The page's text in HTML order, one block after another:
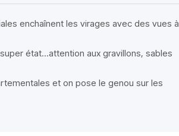
enchaînent les virages avec des vues à
état...attention aux gravillons, sables
et on pose le genou sur les